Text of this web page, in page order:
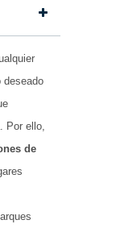
deseado
Por ello,
de